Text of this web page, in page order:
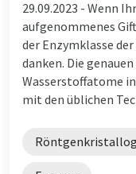
29.09.2023 - Wenn
aufgenommenes
der Enzymklasse
danken. Die
Wasserstoffatome
mit den üblichen